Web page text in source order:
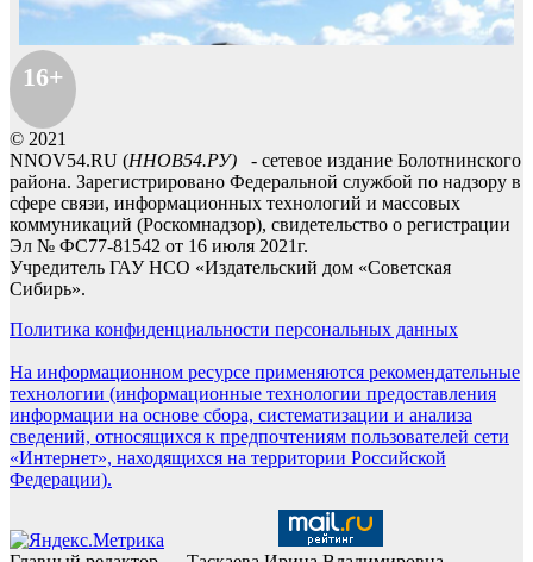
16+
© 2021
NNOV54.RU (ННОВ54.РУ) - сетевое издание Болотнинского
района. Зарегистрировано Федеральной службой по надзору в
сфере связи, информационных технологий и массовых
коммуникаций (Роскомнадзор), свидетельство о регистрации
Эл № ФС77-81542 от 16 июля 2021г.
Учредитель ГАУ НСО «Издательский дом «Советская
Сибирь».
Политика конфиденциальности персональных данных
На информационном ресурсе применяются рекомендательные
технологии (информационные технологии предоставления
информации на основе сбора, систематизации и анализа
сведений, относящихся к предпочтениям пользователей сети
«Интернет», находящихся на территории Российской
Федерации).